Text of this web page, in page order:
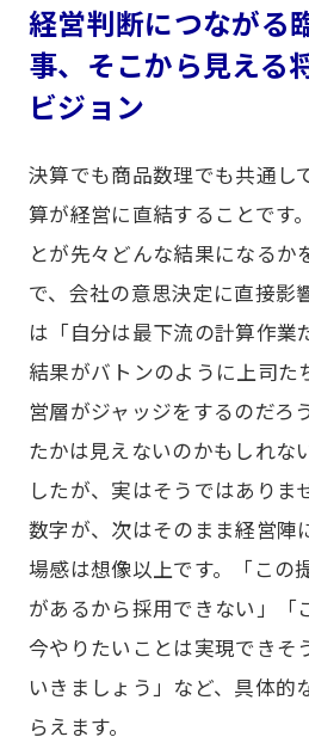
経営判断につながる
事、そこから見える
ビジョン
決算でも商品数理でも共通し
算が経営に直結することです
とが先々どんな結果になるか
で、会社の意思決定に直接影
は「自分は最下流の計算作業
結果がバトンのように上司た
営層がジャッジをするのだろ
たかは見えないのかもしれな
したが、実はそうではありま
数字が、次はそのまま経営陣
場感は想像以上です。「この
があるから採用できない」「
今やりたいことは実現できそ
いきましょう」など、具体的
らえます。